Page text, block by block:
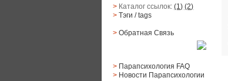
> Каталог ссылок:(1) (2)
> Тэги/ tags
> Обратная Cвязь
> Парапсихология FAQ
> Новости Парапсихологии